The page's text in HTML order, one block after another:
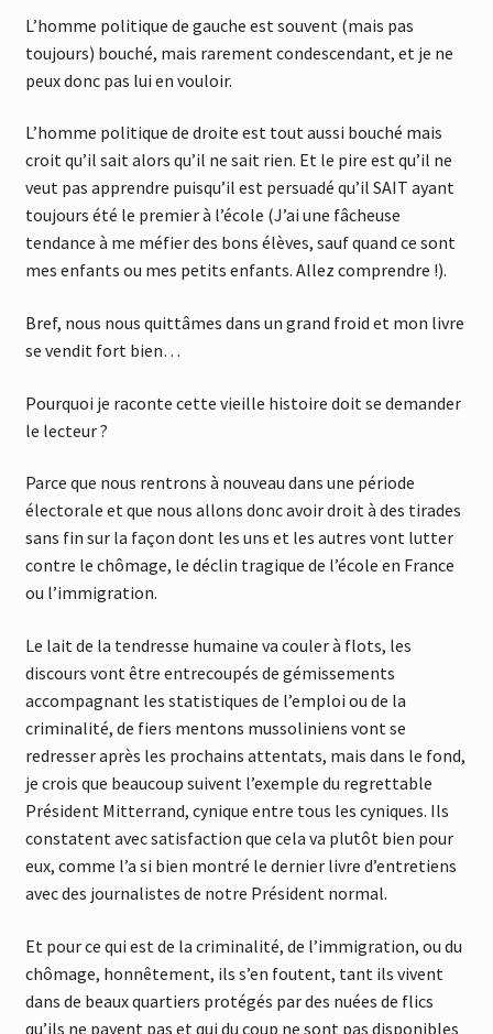
L’homme politique de gauche est souvent (mais pas
toujours) bouché, mais rarement condescendant, et je ne
peux donc pas lui en vouloir.
L’homme politique de droite est tout aussi bouché mais
croit qu’il sait alors qu’il ne sait rien. Et le pire est qu’il ne
veut pas apprendre puisqu’il est persuadé qu’il SAIT ayant
toujours été le premier à l’école (J’ai une fâcheuse
tendance à me méfier des bons élèves, sauf quand ce sont
mes enfants ou mes petits enfants. Allez comprendre !).
Bref, nous nous quittâmes dans un grand froid et mon livre
se vendit fort bien…
Pourquoi je raconte cette vieille histoire doit se demander
le lecteur ?
Parce que nous rentrons à nouveau dans une période
électorale et que nous allons donc avoir droit à des tirades
sans fin sur la façon dont les uns et les autres vont lutter
contre le chômage, le déclin tragique de l’école en France
ou l’immigration.
Le lait de la tendresse humaine va couler à flots, les
discours vont être entrecoupés de gémissements
accompagnant les statistiques de l’emploi ou de la
criminalité, de fiers mentons mussoliniens vont se
redresser après les prochains attentats, mais dans le fond,
je crois que beaucoup suivent l’exemple du regrettable
Président Mitterrand, cynique entre tous les cyniques. Ils
constatent avec satisfaction que cela va plutôt bien pour
eux, comme l’a si bien montré le dernier livre d’entretiens
avec des journalistes de notre Président normal.
Et pour ce qui est de la criminalité, de l’immigration, ou du
chômage, honnêtement, ils s’en foutent, tant ils vivent
dans de beaux quartiers protégés par des nuées de flics
qu’ils ne payent pas et qui du coup ne sont pas disponibles